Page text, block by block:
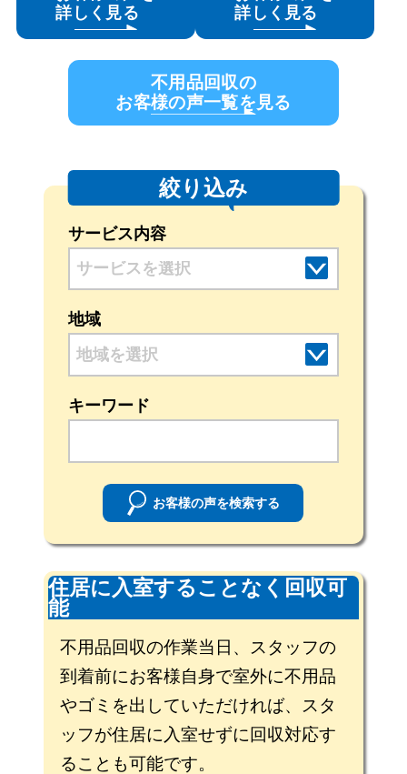
詳しく見る
詳しく見る
不用品回収の
お客様の声一覧を見る
絞り込み
サービス内容
地域
地域を選択
キーワード
お客様の声を検索する
住居に入室することなく回収可
能
不用品回収の作業当日、スタッフの
到着前にお客様自身で室外に不用品
やゴミを出していただければ、スタ
ッフが住居に入室せずに回収対応す
ることも可能です。